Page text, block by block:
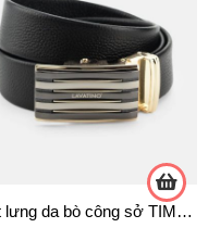
Thắt lưng da bò công sở TIMELESS 10 VÀNG